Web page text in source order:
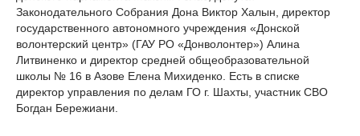
Законодательного Собрания Дона Виктор Халын, директор
государственного автономного учреждения «Донской
волонтерский центр» (ГАУ РО «Донволонтер») Алина
Литвиненко и директор средней общеобразовательной
школы № 16 в Азове Елена Михиденко. Есть в списке
директор управления по делам ГО г. Шахты, участник СВО
Богдан Бережиани.